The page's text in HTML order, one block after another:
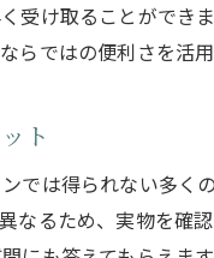
受け取ることがで
らではの便利さを活
ト
では得られない多
なるため、実物を確